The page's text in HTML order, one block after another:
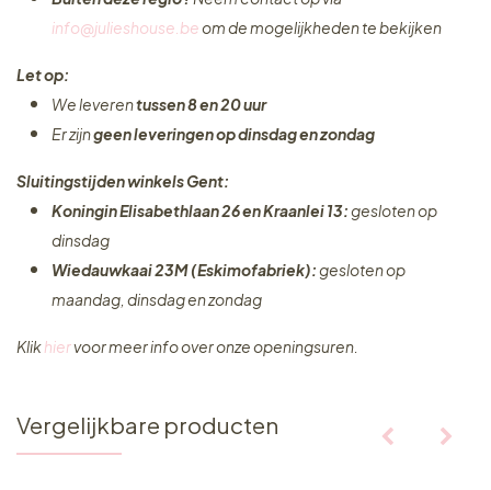
info@julieshouse.beom de mogelijkheden te bekijken
Let op:
We leverentussen 8 en 20 uur
Er zijngeen leveringenop dinsdag en zondag
Sluitingstijden winkels Gent:
Koningin Elisabethlaan 26 en Kraanlei 13:gesloten op
dinsdag
Wiedauwkaai 23M (Eskimofabriek):gesloten op
maandag, dinsdag en zondag
Klikhiervoor meer info over onze openingsuren.
Vergelijkbare producten